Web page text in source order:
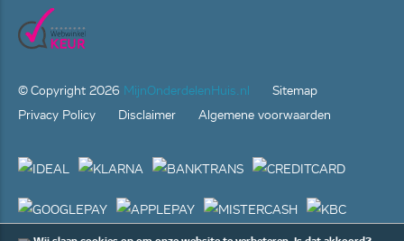
© Copyright 2026 MijnOnderdelenHuis.nl
Sitemap
Privacy Policy
Disclaimer Algemene voorwaarden